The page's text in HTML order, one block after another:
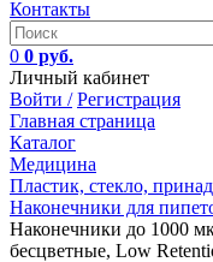
Контакты
0 0 руб.
Личный кабинет
Войти / Регистрация
Главная страница
Каталог
Медицина
Пластик, стекло,
Наконечники для
Наконечники до 1000
бесцветные, Low